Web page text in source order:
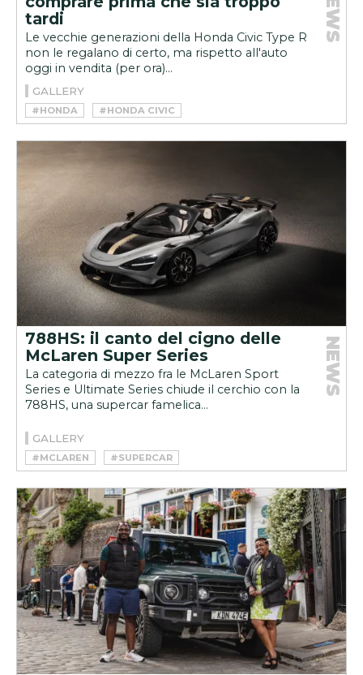
tardi
Le vecchie generazioni della Honda Civic Type R
non le regalano di certo, ma rispetto all'auto
oggi in vendita (per ora)...
GALLERY
#HONDA
#HONDA CIVIC
#HONDA CIVIC TYPE R
788HS: il canto del cigno delle
McLaren Super Series
La categoria di mezzo fra le McLaren Sport
Series e Ultimate Series chiude il cerchio con la
788HS, una supercar famelica...
NEWS
GALLERY
#MCLAREN #SUPERCAR